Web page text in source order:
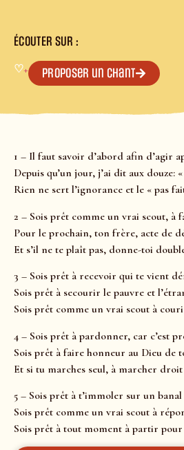
ÉCOUTER SUR :
♡+ Proposer un chant
1 – Il faut savoir d’abord afin d’agir
Depuis qu’un jour, j’ai dit aux douze:
Rien ne sert l’ignorance et le « pas
2 – Sois prêt comme un vrai scout, à
Pour le prochain, ton frère, acte de
Et s’il ne te plaît pas, donne-toi
3 – Sois prêt à recevoir qui te vient
Sois prêt à secourir le pauvre et
Sois prêt comme un vrai scout à
4 – Sois prêt à pardonner, car c’est
Sois prêt à faire honneur au Dieu de
Et si tu marches seul, à marcher
5 – Sois prêt à t’immoler sur un
Sois prêt comme un vrai scout à
Sois prêt à tout moment à partir pour